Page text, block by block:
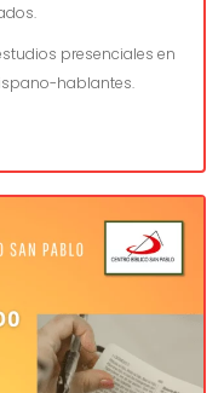
presenciales en
hablantes.